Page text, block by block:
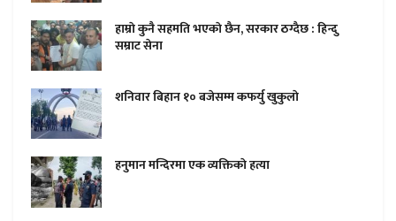
हाम्राे कुनै सहमति भएकाे छैन, सरकार ठग्दैछ : हिन्दु
सम्राट सेना
शनिवार बिहान १० बजेसम्म कफर्यु खुकुलाे
हनुमान मन्दिरमा एक व्यक्तिकाे हत्या